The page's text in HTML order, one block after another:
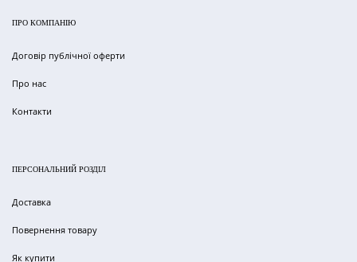
ПРО КОМПАНІЮ
Договір публічної оферти
Про нас
Контакти
ПЕРСОНАЛЬНИЙ РОЗДІЛ
Доставка
Повернення товару
Як купити